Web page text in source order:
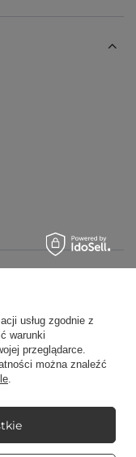
usług zgodnie z
warunki
przeglądarce.
można znaleźć
.